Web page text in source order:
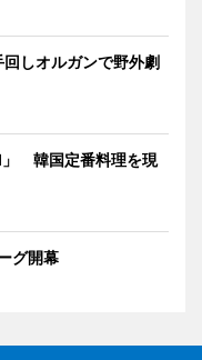
しオルガンで野外劇
」 韓国定番料理を現
グ開幕